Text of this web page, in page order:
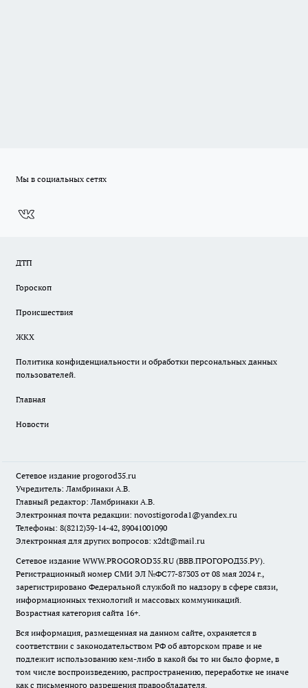
Мы в социальных сетях
ДТП
Гороскоп
Происшествия
ЖКХ
Политика конфиденциальности и обработки персональных данных
пользователей.
Главная
Новости
Сетевое издание progorod35.ru
Учредитель: Ламбринаки А.В.
Главный редактор: Ламбринаки А.В.
Электронная почта редакции: novostigoroda1@yandex.ru
Телефоны: 8(8212)39-14-42, 89041001090
Электронная для других вопросов: x2dt@mail.ru
Сетевое издание WWW.PROGOROD35.RU (ВВВ.ПРОГОРОД35.РУ).
Регистрационный номер СМИ ЭЛ №ФС77-87303 от 08 мая 2024 г.,
зарегистрировано Федеральной службой по надзору в сфере связи,
информационных технологий и массовых коммуникаций.
Возрастная категория сайта 16+.
Вся информация, размещенная на данном сайте, охраняется в
соответствии с законодательством РФ об авторском праве и не
подлежит использованию кем-либо в какой бы то ни было форме, в
том числе воспроизведению, распространению, переработке не иначе
как с письменного разрешения правообладателя.